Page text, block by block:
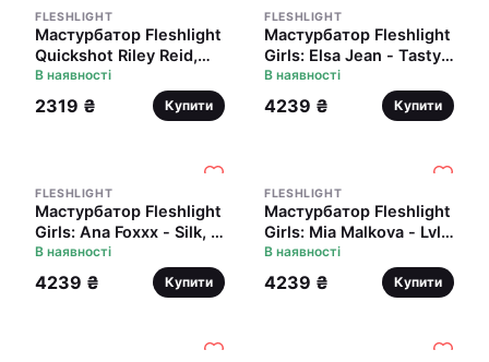
FLESHLIGHT
Мастурбатор Fleshlight
Quickshot Riley Reid,
компактний, зі зліпка
вульви та ануса
В наявності
2319 ₴ Купити
FLESHLIGHT
Мастурбатор Fleshlight
Girls: Elsa Jean - Tasty,
зі зліпка вагіни, дуже
ніжний
В наявності
4239 ₴ Купити
FLESHLIGHT
Мастурбатор Fleshlight
Girls: Ana Foxxx - Silk, зі
зліпка вагіни, дуже
ніжний
В наявності
4239 ₴ Купити
FLESHLIGHT
Мастурбатор Fleshlight
Girls: Mia Malkova - Lvl
Up, зі зліпка вагіни,
дуже ніжний
В наявності
4239 ₴ Купити